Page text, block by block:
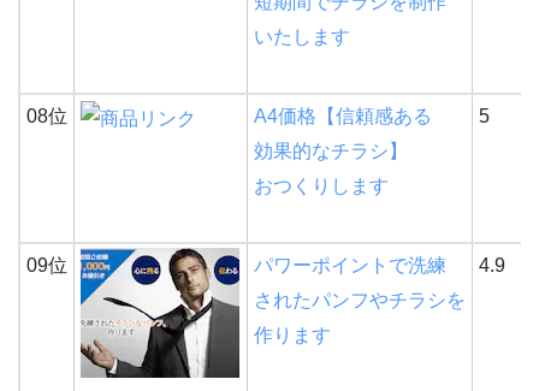
いたします
08位
A4価格【信頼感ある
効果的なチラシ】
おつくりします
5
09位
パワーポイントで洗練
されたパンフやチラシを
作ります
4.9